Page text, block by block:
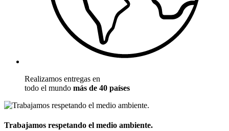
Realizamos entregas en
todo el mundo más de 40 países
Trabajamos respetando el medio ambiente.